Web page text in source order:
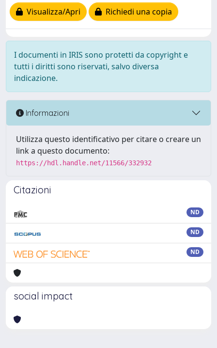
Visualizza/Apri
Richiedi una copia
I documenti in IRIS sono protetti da copyright e
tutti i diritti sono riservati, salvo diversa
indicazione.
Informazioni
Utilizza questo identificativo per citare o creare un
link a questo documento:
https://hdl.handle.net/11566/332932
Citazioni
ND
ND
ND
social impact